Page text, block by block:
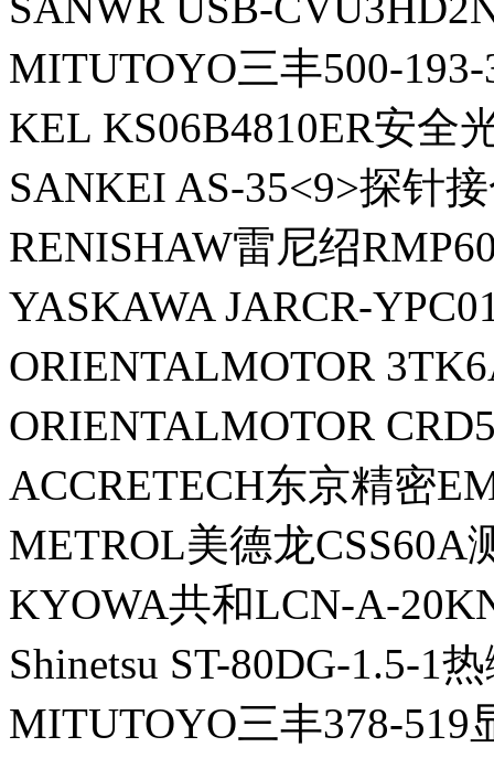
MITUTOYO三丰500-
KEL KS06B4810ER安全
SANKEI AS-35<9>探针
RENISHAW雷尼绍
YASKAWA JARCR-
ORIENTALMOTOR
ORIENTALMOTOR
ACCRETECH东京精密
METROL美德龙CSS60A
KYOWA共和LCN-A-
Shinetsu ST-80DG-1.5-1
MITUTOYO三丰378-519